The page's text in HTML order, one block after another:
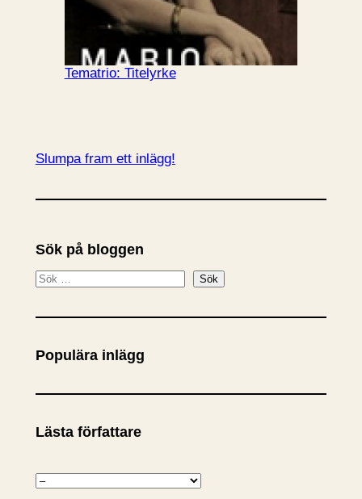
Tematrio: Titelyrke
Slumpa fram ett inlägg!
Sök på bloggen
S
k
Sök
Populära inlägg
Lästa författare
K